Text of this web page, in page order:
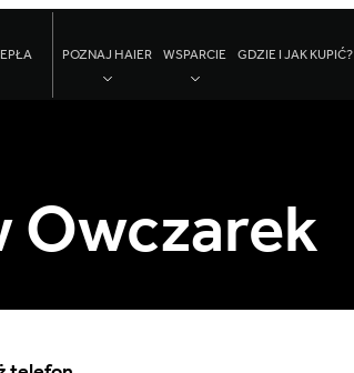
POZNAJ HAIER WSPARCIE GDZIE I JAK KUPIĆ?
Owczarek